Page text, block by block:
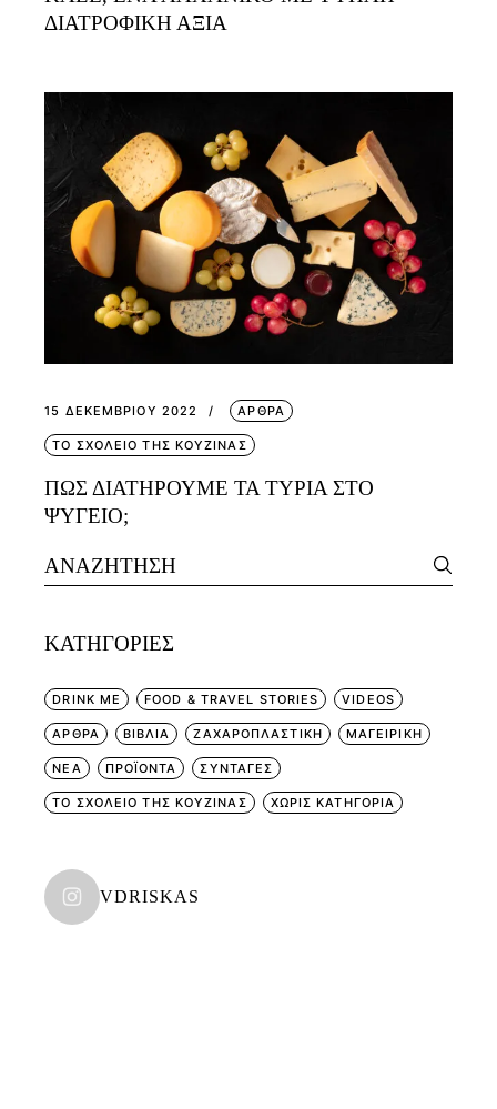
ΔΙΑΤΡΟΦΙΚΗ ΑΞΙΑ
15 ΔΕΚΕΜΒΡΊΟΥ 2022 ΑΡΘΡΑ
ΤΟ ΣΧΟΛΕΙΟ ΤΗΣ ΚΟΥΖΙΝΑΣ
ΠΩΣ ΔΙΑΤΗΡΟΥΜΕ ΤΑ ΤΥΡΙΑ ΣΤΟ
ΨΥΓΕΙΟ;
Search
for:
KΑΤΗΓΟΡΊΕΣ
DRINK ME FOOD & TRAVEL STORIES VIDEOS
ΑΡΘΡΑ ΒΙΒΛΙΑ ΖΑΧΑΡΟΠΛΑΣΤΙΚΗ ΜΑΓΕΙΡΙΚΗ
ΝΕΑ ΠΡΟΪΟΝΤΑ ΣΥΝΤΑΓΕΣ
ΤΟ ΣΧΟΛΕΙΟ ΤΗΣ ΚΟΥΖΙΝΑΣ ΧΩΡΊΣ ΚΑΤΗΓΟΡΊΑ
VDRISKAS